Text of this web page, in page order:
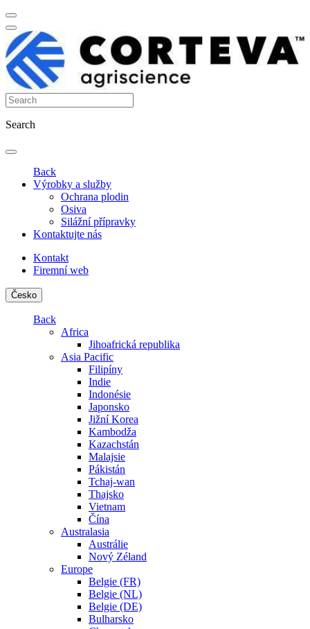
Search
Back
Výrobky a služby
Ochrana plodin
Osiva
Silážní přípravky
Kontaktujte nás
Kontakt
Firemní web
Česko
Back
Africa
Jihoafrická republika
Asia Pacific
Filipíny
Indie
Indonésie
Japonsko
Jižní Korea
Kambodža
Kazachstán
Malajsie
Pákistán
Tchaj-wan
Thajsko
Vietnam
Čína
Australasia
Austrálie
Nový Zéland
Europe
Belgie (FR)
Belgie (NL)
Belgie (DE)
Bulharsko